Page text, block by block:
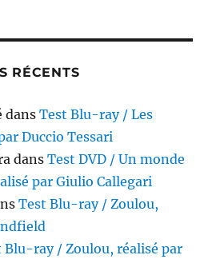
RÉCENTS
dansTest Blu-ray / Les
Duccio Tessari
dansTest DVD / Un monde
par Giulio Callegari
Test Blu-ray / Zoulou,
Blu-ray / Zoulou, réalisé par